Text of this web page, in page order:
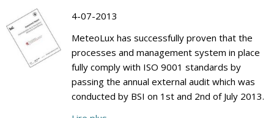
4-07-2013
MeteoLux has successfully proven that the
processes and management system in place
fully comply with ISO 9001 standards by
passing the annual external audit which was
conducted by BSI on 1st and 2nd of July 2013.